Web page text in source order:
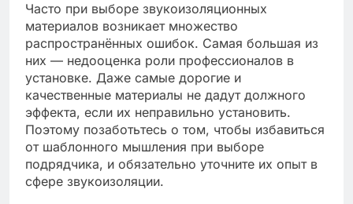
Часто при выборе звукоизоляционных
материалов возникает множество
распространённых ошибок. Самая большая из
них — недооценка роли профессионалов в
установке. Даже самые дорогие и
качественные материалы не дадут должного
эффекта, если их неправильно установить.
Поэтому позаботьтесь о том, чтобы избавиться
от шаблонного мышления при выборе
подрядчика, и обязательно уточните их опыт в
сфере звукоизоляции.